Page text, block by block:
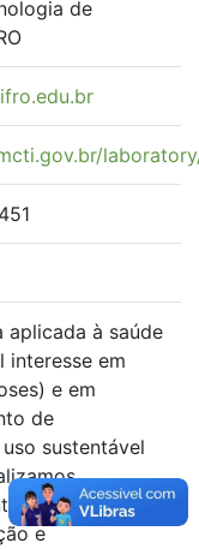
de
aplicada à saúde
interesse em
e em
de
sustentável
e fotoprotetor
e